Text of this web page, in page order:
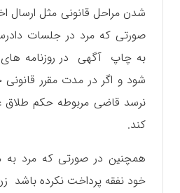
شدن مراحل قانونی مثل ارسال
صورتی که مرد در جلسات
به چاپ آگهی در روزنامه های
شود و اگر در مدت مقرر قانونی
نرسد قاضی مربوطه حکم طلاق
کند.
همچنین در صورتی که مرد
خود نفقه پرداخت نکرده باشد